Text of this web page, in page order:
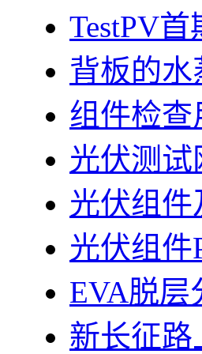
TestPV
背板的
组件检
光伏测
光伏组
光伏组
EVA脱层
新长征